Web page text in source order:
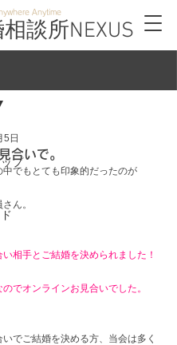
Anytime
談所NEXUS
プ
合いで。
5日
中でもとても印象的だったのが
ん。
相手とご結婚を決められました！
でオンラインお見合いでした。
でご結婚を決める方、当会は多く